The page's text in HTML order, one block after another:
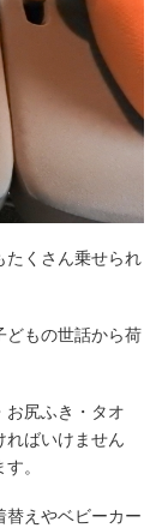
たくさん乗せられ
どもの世話から荷
お尻ふき・タオ
ればいけません
。
替えやベビーカー